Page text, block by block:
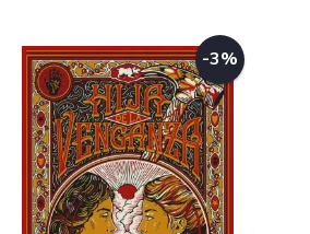
-3%